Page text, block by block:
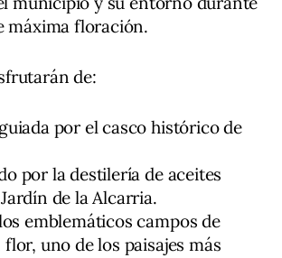
máxima floración.
de:
por el casco histórico de
por la destilería de aceites
de la Alcarria.
emblemáticos campos de
uno de los paisajes más